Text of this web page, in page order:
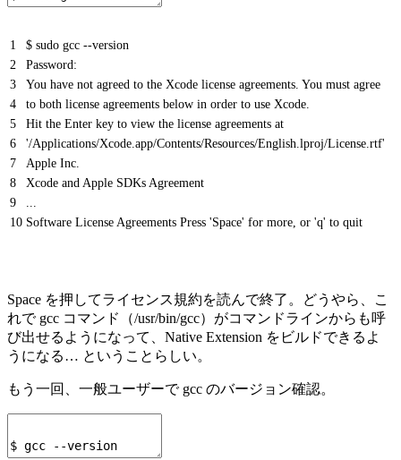
1
2
3
4
5
6
7
8
9
10
$ sudo gcc --version
Password:
You have not agreed to the Xcode license agreements. You must agree
to both license agreements below in order to use Xcode.
Hit the Enter key to view the license agreements at
'/Applications/Xcode.app/Contents/Resources/English.lproj/License.rtf'
Apple Inc.
Xcode and Apple SDKs Agreement
...
Software License Agreements Press 'Space' for more, or 'q' to quit
Space を押してライセンス規約を読んで終了。どうやら、こ
れで gcc コマンド（/usr/bin/gcc）がコマンドラインからも呼
び出せるようになって、Native Extension をビルドできるよ
うになる… ということらしい。
もう一回、一般ユーザーで gcc のバージョン確認。